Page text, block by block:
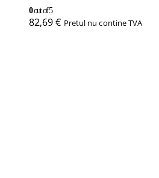
0out of 5
82,69€ Pretul nu contine TVA